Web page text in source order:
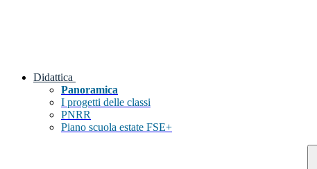
Didattica
Panoramica
I progetti delle classi
PNRR
Piano scuola estate FSE+